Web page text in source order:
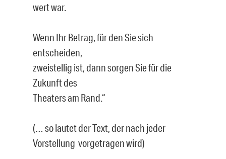
wert war.
Wenn Ihr Betrag, für den Sie sich
entscheiden,
zweistellig ist, dann sorgen Sie für die
Zukunft des
Theaters am Rand.“
(… so lautet der Text, der nach jeder
Vorstellung vorgetragen wird)